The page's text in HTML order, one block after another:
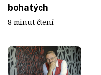
bohatých
8 minut čtení